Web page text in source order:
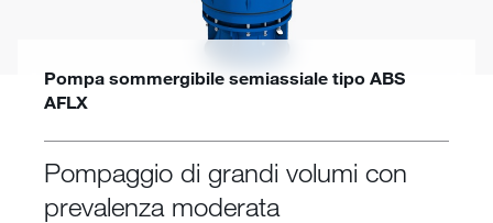
Pompa sommergibile semiassiale tipo ABS
AFLX
Pompaggio di grandi volumi con
prevalenza moderata